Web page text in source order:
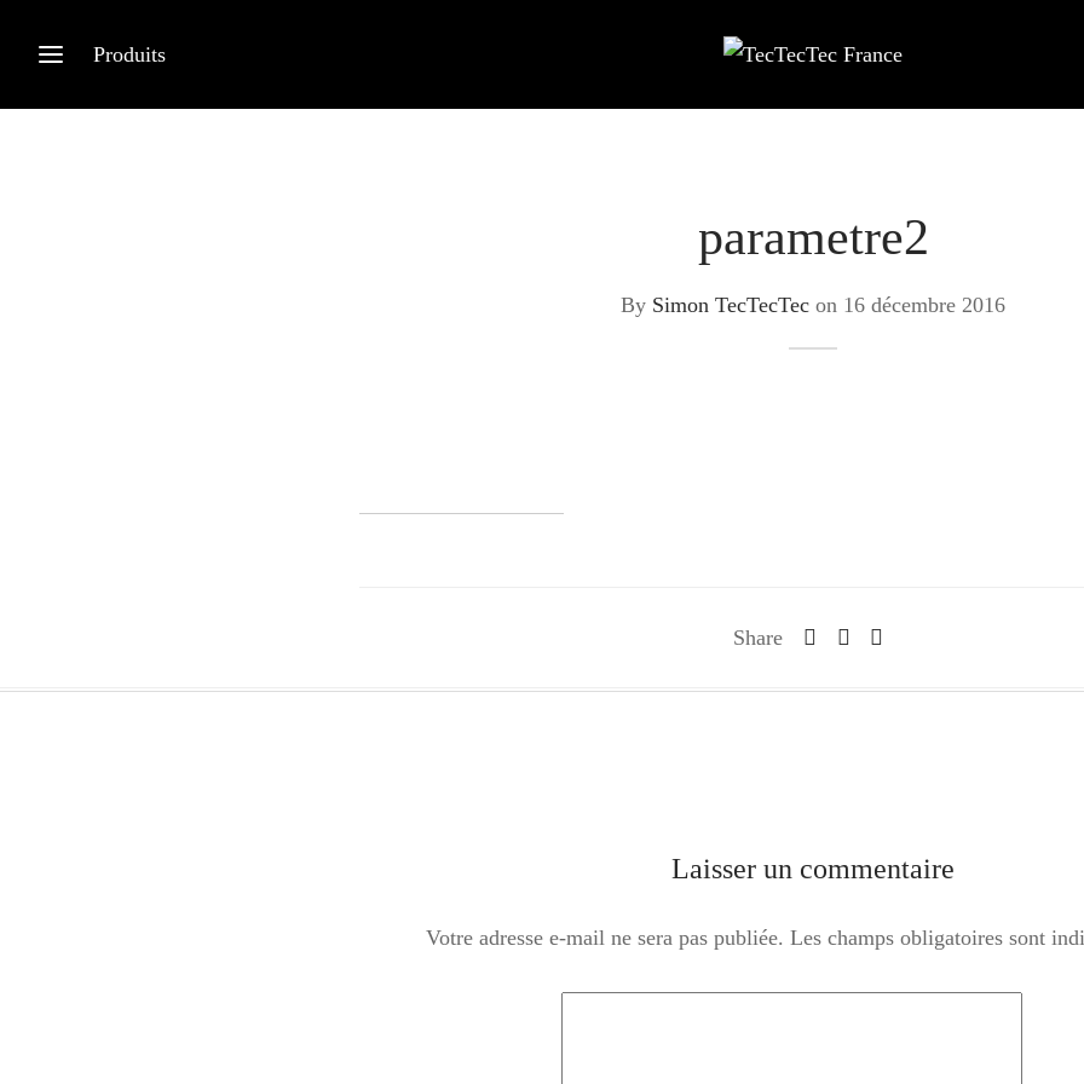
Produits
parametre2
By Simon TecTecTec on 16 décembre 2016
Share
Laisser un commentaire
Votre adresse e-mail ne sera pas publiée. Les champs obligatoires sont